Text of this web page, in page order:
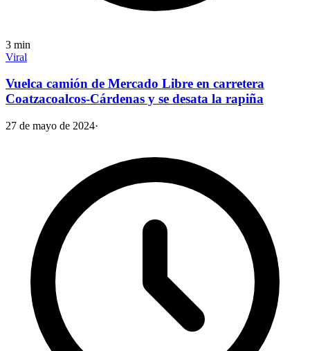
3 min
Viral
Vuelca camión de Mercado Libre en carretera
Coatzacoalcos-Cárdenas y se desata la rapiña
27 de mayo de 2024·